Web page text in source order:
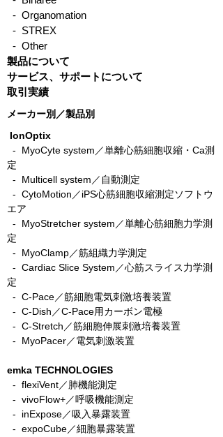
- Organomation
- STREX
- Other
製品について
サービス、サポートについて
取引実績
メーカー別／製品別
IonOptix
- MyoCyte system／単離心筋細胞収縮・Ca測
定
- Multicell system／自動測定
- CytoMotion／iPS心筋細胞収縮測定ソフトウ
エア
- MyoStretcher system／単離心筋細胞力学測
定
- MyoClamp／筋組織力学測定
- Cardiac Slice System／心筋スライス力学測
定
- C-Pace／筋細胞電気刺激培養装置
- C-Dish／C-Pace用カーボン電極
- C-Stretch／筋細胞伸展刺激培養装置
​ - MyoPacer／電気刺激装置
emka TECHNOLOGIES
- flexiVent／肺機能測定
- vivoFlow+／呼吸機能測定
- inExpose／吸入暴露装置
- expoCube／細胞暴露装置